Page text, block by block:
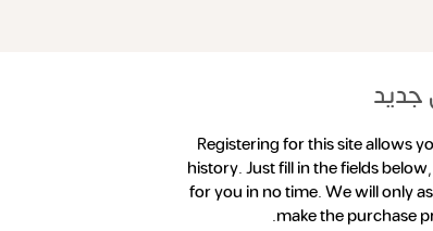
Registering for this site allows
history. Just fill in the fields
for you in no time. We will only
make the purchase